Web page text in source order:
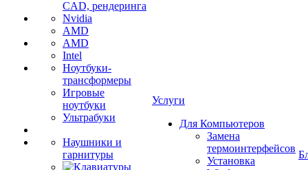
CAD, рендеринга
Nvidia
AMD
AMD
Intel
Ноутбуки-
трансформеры
Игровые
ноутбуки
Ультрабуки
Наушники и
гарнитуры
Услуги
Для Компьютеров
Замена
термоинтерфейсов
Установка